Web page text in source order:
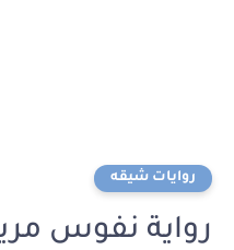
روايات شيقه
رواية نفوس